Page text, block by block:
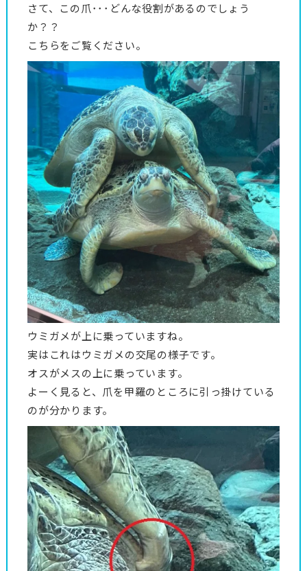
さて、この爪･･･どんな役割があるのでしょう
か？？
こちらをご覧ください。
ウミガメが上に乗っていますね。
実はこれはウミガメの交尾の様子です。
オスがメスの上に乗っています。
よーく見ると、爪を甲羅のところに引っ掛けている
のが分かります。